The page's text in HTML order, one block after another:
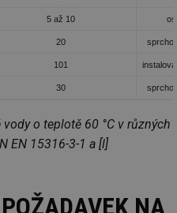
5 až 10
20
101
30
o teplotě 60 °C v různých
EN 15316-3-1 a [l]
NA